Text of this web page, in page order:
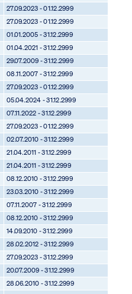
27.09.2023 - 01.12.2999
27.09.2023 - 01.12.2999
01.01.2005 - 31.12.2999
01.04.2021 - 31.12.2999
29.07.2009 - 31.12.2999
08.11.2007 - 31.12.2999
27.09.2023 - 01.12.2999
05.04.2024 - 31.12.2999
07.11.2022 - 31.12.2999
27.09.2023 - 01.12.2999
02.07.2010 - 31.12.2999
21.04.2011 - 31.12.2999
21.04.2011 - 31.12.2999
08.12.2010 - 31.12.2999
23.03.2010 - 31.12.2999
07.11.2007 - 31.12.2999
08.12.2010 - 31.12.2999
14.09.2010 - 31.12.2999
28.02.2012 - 31.12.2999
27.09.2023 - 31.12.2999
20.07.2009 - 31.12.2999
28.06.2010 - 31.12.2999